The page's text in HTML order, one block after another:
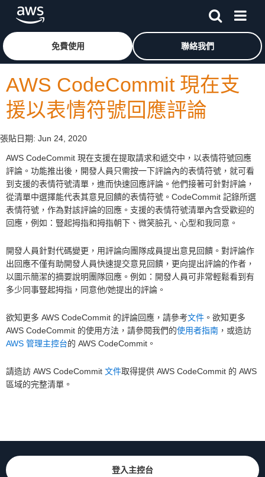
跳至主要內容按一下這裡可返回 Amazon Web Services 首頁
免費使用 聯絡我們
AWS CodeCommit 現在支
援以表情符號回應評論
張貼日期: Jun 24, 2020
AWS CodeCommit 現在支援在提取請求和遞交中，以表情符號回應
評論。功能推出後，開發人員只需按一下評論內的表情符號，就可看
到支援的表情符號清單，進而快速回應評論。他們接著可針對評論，
從清單中選擇能代表其意見回饋的表情符號。CodeCommit 記錄所選
表情符號，作為對該評論的回應。支援的表情符號清單內含受歡迎的
回應，例如：豎起拇指和拇指朝下、微笑臉孔、心型和我同意。
開發人員針對代碼變更，用評論向團隊成員提出意見回饋。對評論作
出回應不僅有助開發人員快速提交意見回饋，更向提出評論的作者，
以圖示簡潔的摘要說明團隊回應。例如：開發人員可非常輕鬆看到有
多少同事豎起拇指，同意他/她提出的評論。
欲知更多 AWS CodeCommit 的評論回應，請參考文件 。欲知更多
AWS CodeCommit 的使用方法，請參閱我們的使用者指南 ，或造訪
AWS 管理主控台的 AWS CodeCommit。
請造訪 AWS CodeCommit 文件取得提供 AWS CodeCommit 的 AWS
區域的完整清單。
登入主控台